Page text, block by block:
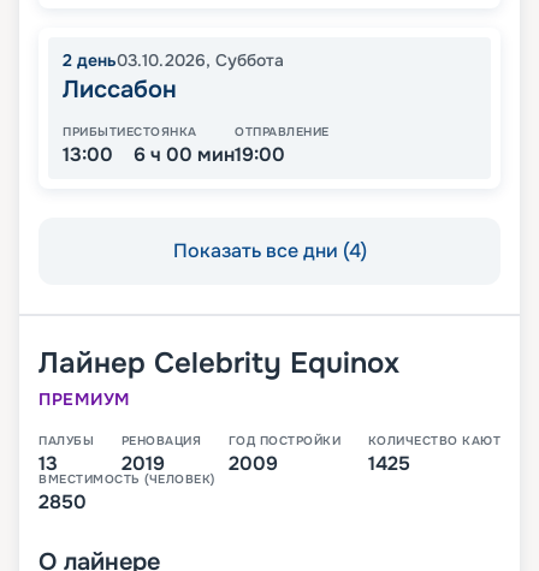
2 день03.10.2026, Суббота
Лиссабон
ПРИБЫТИЕ
13:00
СТОЯНКА
6 ч 00 мин
ОТПРАВЛЕНИЕ
19:00
Показать все дни (4)
Лайнер Celebrity Equinox
ПРЕМИУМ
ПАЛУБЫ
13
РЕНОВАЦИЯ
2019
ГОД ПОСТРОЙКИ
2009
КОЛИЧЕСТВО КАЮТ
1425
ВМЕСТИМОСТЬ (ЧЕЛОВЕК)
2850
О лайнере